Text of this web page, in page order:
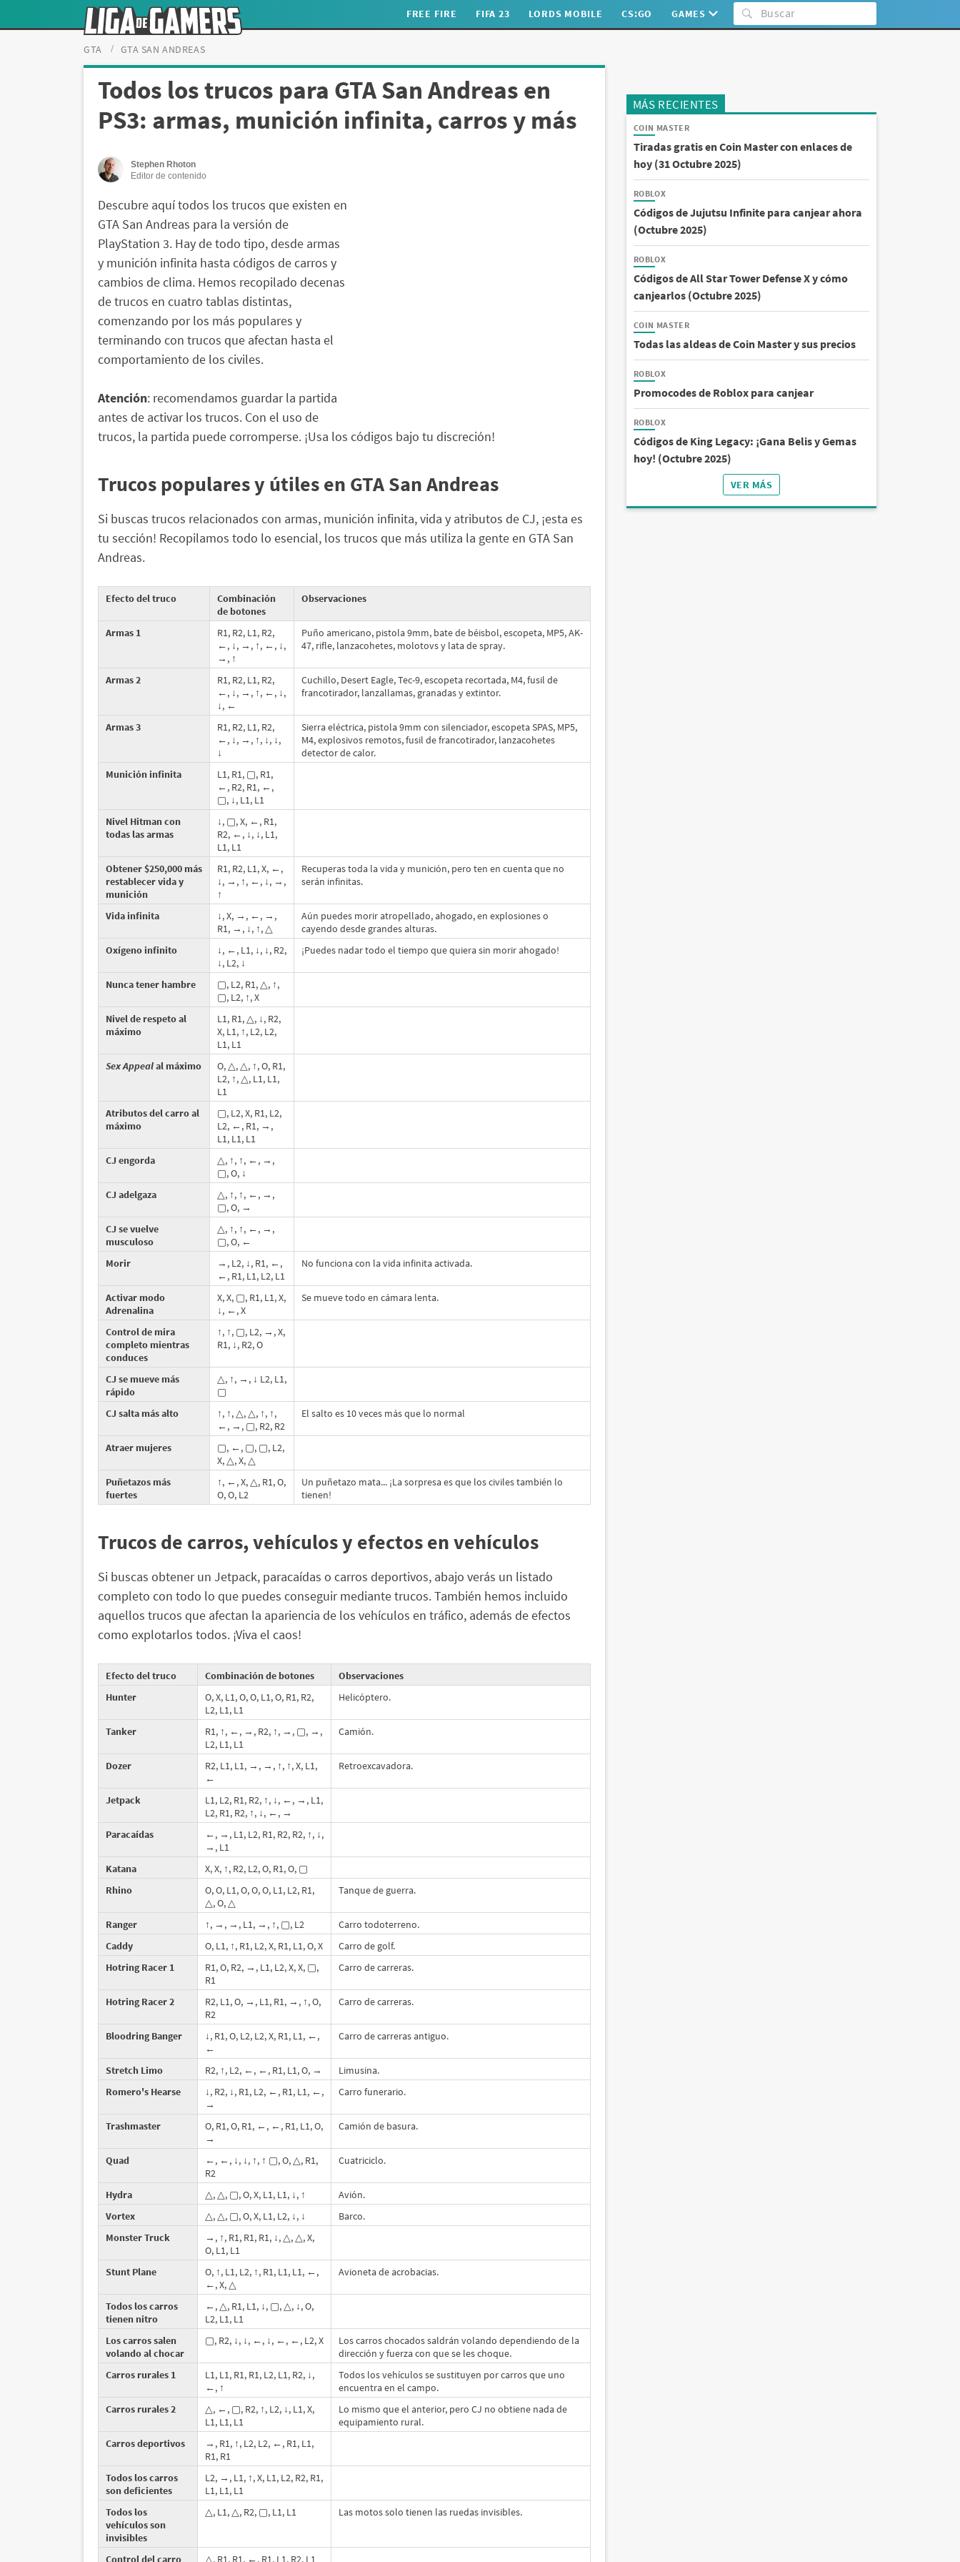
FREE FIRE FIFA 23 LORDS MOBILE CS:GO GAMES
GTA GTA SAN ANDREAS
Todos los trucos para GTA San Andreas en
PS3: armas, munición infinita, carros y más
Stephen Rhoton
Editor de contenido
Descubre aquí todos los trucos que existen en
GTA San Andreas para la versión de
PlayStation 3. Hay de todo tipo, desde armas
y munición infinita hasta códigos de carros y
cambios de clima. Hemos recopilado decenas
de trucos en cuatro tablas distintas,
comenzando por los más populares y
terminando con trucos que afectan hasta el
comportamiento de los civiles.
Atención: recomendamos guardar la partida
antes de activar los trucos. Con el uso de
trucos, la partida puede corromperse. ¡Usa los códigos bajo tu discreción!
Trucos populares y útiles en GTA San Andreas
Si buscas trucos relacionados con armas, munición infinita, vida y atributos de CJ, ¡esta es
tu sección! Recopilamos todo lo esencial, los trucos que más utiliza la gente en GTA San
Andreas.
Efecto del truco
Combinación
de botones
Observaciones
Armas 1
R1, R2, L1, R2,
←, ↓, →, ↑, ←, ↓,
→, ↑
Puño americano, pistola 9mm, bate de béisbol, escopeta, MP5, AK-
47, rifle, lanzacohetes, molotovs y lata de spray.
Armas 2
R1, R2, L1, R2,
←, ↓, →, ↑, ←, ↓,
↓, ←
Cuchillo, Desert Eagle, Tec-9, escopeta recortada, M4, fusil de
francotirador, lanzallamas, granadas y extintor.
Armas 3
R1, R2, L1, R2,
←, ↓, →, ↑, ↓, ↓,
↓
Sierra eléctrica, pistola 9mm con silenciador, escopeta SPAS, MP5,
M4, explosivos remotos, fusil de francotirador, lanzacohetes
detector de calor.
Munición infinita
L1, R1, ▢, R1,
←, R2, R1, ←,
▢, ↓, L1, L1
Nivel Hitman con
todas las armas
↓, ▢, X, ←, R1,
R2, ←, ↓, ↓, L1,
L1, L1
Obtener $250,000 más
restablecer vida y
munición
R1, R2, L1, X, ←,
↓, →, ↑, ←, ↓, →,
↑
Recuperas toda la vida y munición, pero ten en cuenta que no
serán infinitas.
Vida infinita
↓, X, →, ←, →,
R1, →, ↓, ↑, △
Aún puedes morir atropellado, ahogado, en explosiones o
cayendo desde grandes alturas.
Oxígeno infinito
↓, ←, L1, ↓, ↓, R2,
↓, L2, ↓
¡Puedes nadar todo el tiempo que quiera sin morir ahogado!
Nunca tener hambre
▢, L2, R1, △, ↑,
▢, L2, ↑, X
Nivel de respeto al
máximo
L1, R1, △, ↓, R2,
X, L1, ↑, L2, L2,
L1, L1
Sex Appealal máximo
O, △, △, ↑, O, R1,
L2, ↑, △, L1, L1,
L1
Atributos del carro al
máximo
▢, L2, X, R1, L2,
L2, ←, R1, →,
L1, L1, L1
CJ engorda
△, ↑, ↑, ←, →,
▢, O, ↓
CJ adelgaza
△, ↑, ↑, ←, →,
▢, O, →
CJ se vuelve
musculoso
△, ↑, ↑, ←, →,
▢, O, ←
Morir
→, L2, ↓, R1, ←,
←, R1, L1, L2, L1
No funciona con la vida infinita activada.
Activar modo
Adrenalina
X, X, ▢, R1, L1, X,
↓, ←, X
Se mueve todo en cámara lenta.
Control de mira
completo mientras
conduces
↑, ↑, ▢, L2, →, X,
R1, ↓, R2, O
CJ se mueve más
rápido
△, ↑, →, ↓ L2, L1,
▢
CJ salta más alto
↑, ↑, △, △, ↑, ↑,
←, →, ▢, R2, R2
El salto es 10 veces más que lo normal
Atraer mujeres
▢, ←, ▢, ▢, L2,
X, △, X, △
Puñetazos más
fuertes
↑, ←, X, △, R1, O,
O, O, L2
Un puñetazo mata... ¡La sorpresa es que los civiles también lo
tienen!
Trucos de carros, vehículos y efectos en vehículos
Si buscas obtener un Jetpack, paracaídas o carros deportivos, abajo verás un listado
completo con todo lo que puedes conseguir mediante trucos. También hemos incluido
aquellos trucos que afectan la apariencia de los vehículos en tráfico, además de efectos
como explotarlos todos. ¡Viva el caos!
Efecto del truco Combinación de botones
Observaciones
Hunter
O, X, L1, O, O, L1, O, R1, R2,
L2, L1, L1
Helicóptero.
Tanker
R1, ↑, ←, →, R2, ↑, →, ▢, →,
L2, L1, L1
Camión.
Dozer
R2, L1, L1, →, →, ↑, ↑, X, L1,
←
Retroexcavadora.
Jetpack
L1, L2, R1, R2, ↑, ↓, ←, →, L1,
L2, R1, R2, ↑, ↓, ←, →
Paracaídas
←, →, L1, L2, R1, R2, R2, ↑, ↓,
→, L1
Katana
X, X, ↑, R2, L2, O, R1, O, ▢
Rhino
O, O, L1, O, O, O, L1, L2, R1,
△, O, △
Tanque de guerra.
Ranger ↑, →, →, L1, →, ↑, ▢, L2
Carro todoterreno.
Caddy
O, L1, ↑, R1, L2, X, R1, L1, O, X
Carro de golf.
Hotring Racer 1
R1, O, R2, →, L1, L2, X, X, ▢,
R1
Carro de carreras.
Hotring Racer 2
R2, L1, O, →, L1, R1, →, ↑, O,
R2
Carro de carreras.
Bloodring Banger
↓, R1, O, L2, L2, X, R1, L1, ←,
←
Carro de carreras antiguo.
Stretch Limo R2, ↑, L2, ←, ←, R1, L1, O, →
Limusina.
Romero's Hearse
↓, R2, ↓, R1, L2, ←, R1, L1, ←,
→
Carro funerario.
Trashmaster
O, R1, O, R1, ←, ←, R1, L1, O,
→
Camión de basura.
Quad
←, ←, ↓, ↓, ↑, ↑ ▢, O, △, R1,
R2
Cuatriciclo.
Hydra △, △, ▢, O, X, L1, L1, ↓, ↑
Avión.
Vortex
△, △, ▢, O, X, L1, L2, ↓, ↓
Barco.
Monster Truck
→, ↑, R1, R1, R1, ↓, △, △, X,
O, L1, L1
Stunt Plane
O, ↑, L1, L2, ↑, R1, L1, L1, ←,
←, X, △
Avioneta de acrobacias.
Todos los carros
tienen nitro
←, △, R1, L1, ↓, ▢, △, ↓, O,
L2, L1, L1
Los carros salen
volando al chocar
▢, R2, ↓, ↓, ←, ↓, ←, ←, L2, X
Los carros chocados saldrán volando dependiendo de la
dirección y fuerza con que se les choque.
Carros rurales 1
L1, L1, R1, R1, L2, L1, R2, ↓,
←, ↑
Todos los vehículos se sustituyen por carros que uno
encuentra en el campo.
Carros rurales 2
△, ←, ▢, R2, ↑, L2, ↓, L1, X,
L1, L1, L1
Lo mismo que el anterior, pero CJ no obtiene nada de
equipamiento rural.
Carros deportivos
→, R1, ↑, L2, L2, ←, R1, L1,
R1, R1
Todos los carros
son deficientes
L2, →, L1, ↑, X, L1, L2, R2, R1,
L1, L1, L1
Todos los
vehículos son
invisibles
△, L1, △, R2, ▢, L1, L1 Las motos solo tienen las ruedas invisibles.
Control del carro △, R1, R1, ←, R1, L1, R2, L1
MÁS RECIENTES
COIN MASTER
Tiradas gratis en Coin Master con enlaces de
hoy (31 Octubre 2025)
ROBLOX
Códigos de Jujutsu Infinite para canjear ahora
(Octubre 2025)
ROBLOX
Códigos de All Star Tower Defense X y cómo
canjearlos (Octubre 2025)
COIN MASTER
Todas las aldeas de Coin Master y sus precios
ROBLOX
Promocodes de Roblox para canjear
ROBLOX
Códigos de King Legacy: ¡Gana Belis y Gemas
hoy! (Octubre 2025)
VER MÁS